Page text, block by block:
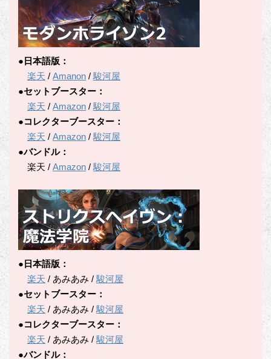
●日本語版：
楽天 / Amanon /駿河屋
●セットブースター：
楽天 / Amazon /駿河屋
●コレクターブースター：
楽天 / Amazon /駿河屋
●バンドル：
楽天 / Amazon /駿河屋
●日本語版：
楽天 / あみあみ /駿河屋
●セットブースター：
楽天 / あみあみ /駿河屋
●コレクターブースター：
楽天 / あみあみ /駿河屋
●バンドル：